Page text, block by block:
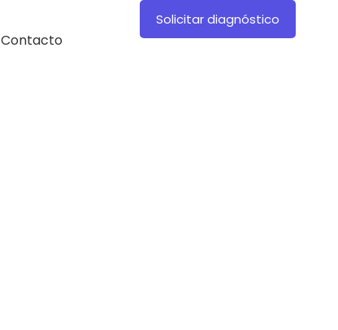
Contacto
Solicitar diagnóstico